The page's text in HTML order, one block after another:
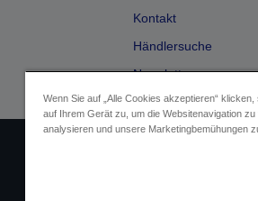
Kontakt
Händlersuche
Newsletter
Wenn Sie auf „Alle Cookies akzeptieren“
auf Ihrem Gerät zu, um die Websitenavigation
analysieren und unsere Marketingbemühungen